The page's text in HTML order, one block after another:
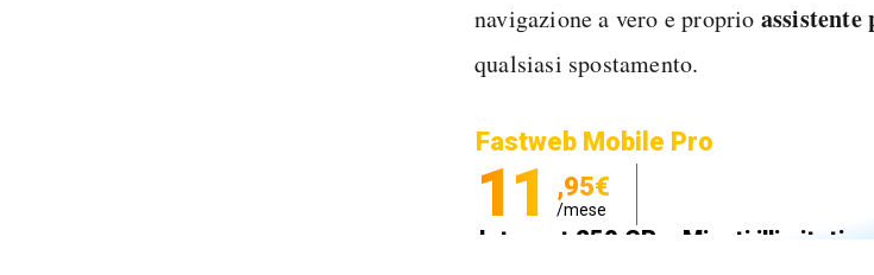
navigazione a vero e proprio
qualsiasi spostamento.
Fastweb Mobile Pro
11 ,95€
/mese
Internet 250 GB e Minuti illimitati